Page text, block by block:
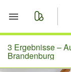
Start
3 Ergebnisse –
Brandenburg